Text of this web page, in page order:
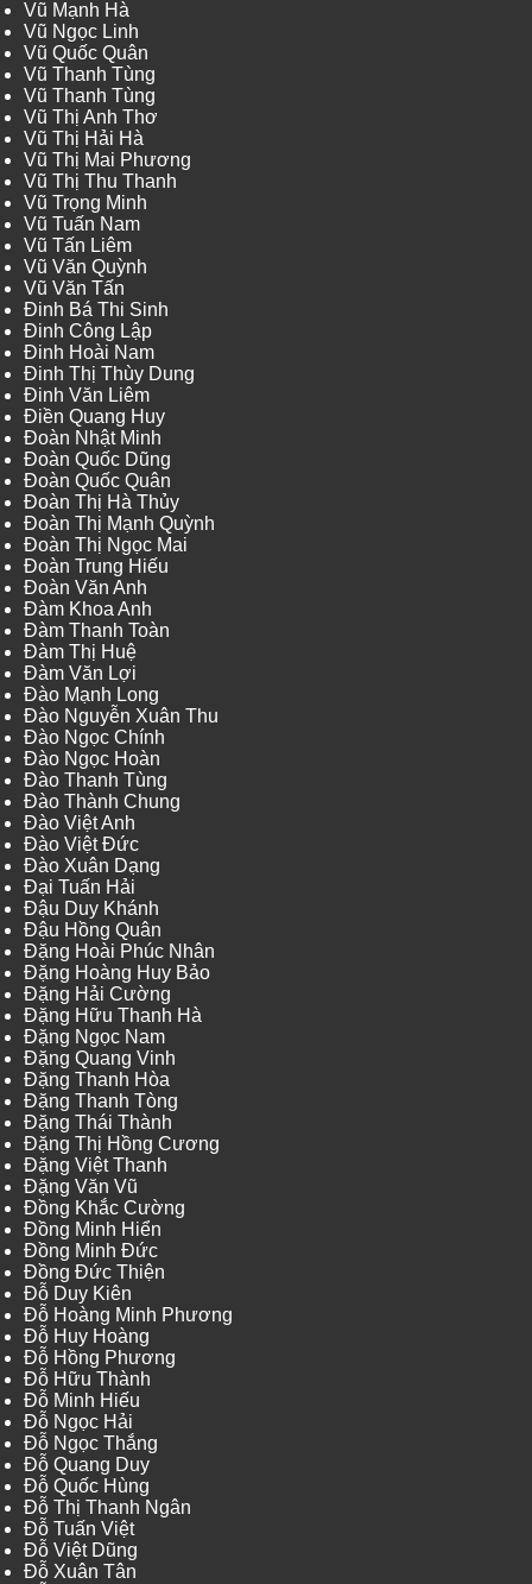
Vũ Mạnh Hà
Vũ Ngọc Linh
Vũ Quốc Quân
Vũ Thanh Tùng
Vũ Thanh Tùng
Vũ Thị Anh Thơ
Vũ Thị Hải Hà
Vũ Thị Mai Phương
Vũ Thị Thu Thanh
Vũ Trọng Minh
Vũ Tuấn Nam
Vũ Tấn Liêm
Vũ Văn Quỳnh
Vũ Văn Tấn
Đinh Bá Thi Sinh
Đinh Công Lập
Đinh Hoài Nam
Đinh Thị Thùy Dung
Đinh Văn Liêm
Điền Quang Huy
Đoàn Nhật Minh
Đoàn Quốc Dũng
Đoàn Quốc Quân
Đoàn Thị Hà Thủy
Đoàn Thị Mạnh Quỳnh
Đoàn Thị Ngọc Mai
Đoàn Trung Hiếu
Đoàn Văn Anh
Đàm Khoa Anh
Đàm Thanh Toàn
Đàm Thị Huệ
Đàm Văn Lợi
Đào Mạnh Long
Đào Nguyễn Xuân Thu
Đào Ngọc Chính
Đào Ngọc Hoàn
Đào Thanh Tùng
Đào Thành Chung
Đào Việt Anh
Đào Việt Đức
Đào Xuân Dạng
Đại Tuấn Hải
Đậu Duy Khánh
Đậu Hồng Quân
Đặng Hoài Phúc Nhân
Đặng Hoàng Huy Bảo
Đặng Hải Cường
Đặng Hữu Thanh Hà
Đặng Ngọc Nam
Đặng Quang Vinh
Đặng Thanh Hòa
Đặng Thanh Tòng
Đặng Thái Thành
Đặng Thị Hồng Cương
Đặng Việt Thanh
Đặng Văn Vũ
Đồng Khắc Cường
Đồng Minh Hiển
Đồng Minh Đức
Đồng Đức Thiện
Đỗ Duy Kiên
Đỗ Hoàng Minh Phương
Đỗ Huy Hoàng
Đỗ Hồng Phương
Đỗ Hữu Thành
Đỗ Minh Hiếu
Đỗ Ngọc Hải
Đỗ Ngọc Thắng
Đỗ Quang Duy
Đỗ Quốc Hùng
Đỗ Thị Thanh Ngân
Đỗ Tuấn Việt
Đỗ Việt Dũng
Đỗ Xuân Tân